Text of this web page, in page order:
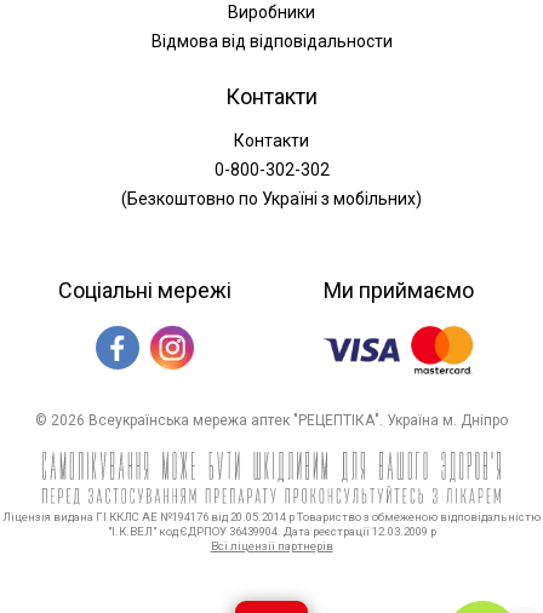
Виробники
Відмова від відповідальности
Контакти
Контакти
0-800-302-302
(Безкоштовно по Україні з мобільних)
Соціальні мережі Ми приймаємо
© 2026 Всеукраїнська мережа аптек "РЕЦЕПТІКА". Україна м. Дніпро
Ліцензія видана ГІ ККЛС АЕ №194176 від 20.05.2014 р Товариство з обмеженою відповідальністю
"І.К.ВЕЛ" код ЄДРПОУ 36439904. Дата реєстрації 12.03.2009 р
Всі ліцензії партнерів